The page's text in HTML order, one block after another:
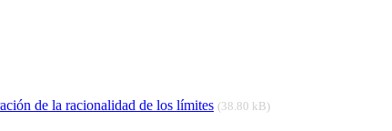
de la racionalidad de los límites (38.80 kB)